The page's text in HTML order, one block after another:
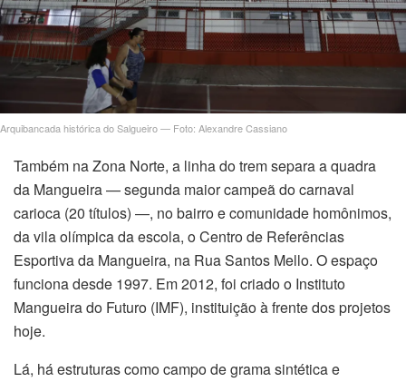
Arquibancada histórica do Salgueiro — Foto: Alexandre Cassiano
Também na Zona Norte, a linha do trem separa a quadra
da Mangueira — segunda maior campeã do carnaval
carioca (20 títulos) —, no bairro e comunidade homônimos,
da vila olímpica da escola, o Centro de Referências
Esportiva da Mangueira, na Rua Santos Mello. O espaço
funciona desde 1997. Em 2012, foi criado o Instituto
Mangueira do Futuro (IMF), instituição à frente dos projetos
hoje.
Lá, há estruturas como campo de grama sintética e